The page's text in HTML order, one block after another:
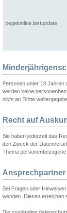
pegelonline.lastupdate
Personen unter 18 Jahren
werden keine
nicht an Dritte
Recht auf
Sie haben jederzeit das
den Zweck der
Thema
Bei Fragen oder
wenden. Diesen erreichen